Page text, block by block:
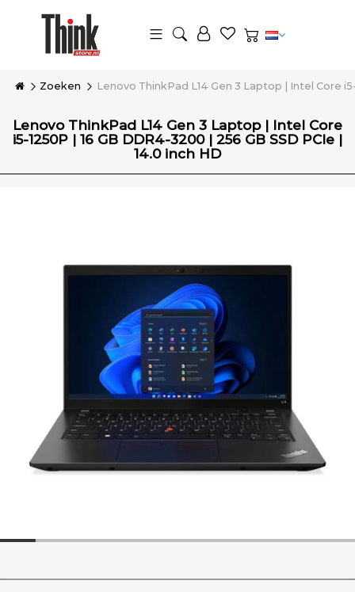
Zoeken Lenovo ThinkPad L14 Gen 3 Laptop | Intel Core
Lenovo ThinkPad L14 Gen 3 Laptop | Intel Core
i5-1250P | 16 GB DDR4-3200 | 256 GB SSD PCIe |
14.0 inch HD